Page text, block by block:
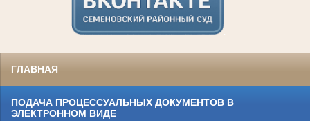
.
ГЛАВНАЯ
ПОДАЧА ПРОЦЕССУАЛЬНЫХ ДОКУМЕНТОВ В
ЭЛЕКТРОННОМ ВИДЕ